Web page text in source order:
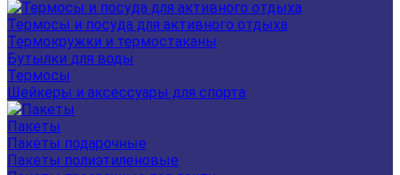
Термосы и посуда для активного отдыха
Термокружки и термостаканы
Бутылки для воды
Термосы
Шейкеры и аксессуары для спорта
Пакеты
Пакеты подарочные
Пакеты полиэтиленовые